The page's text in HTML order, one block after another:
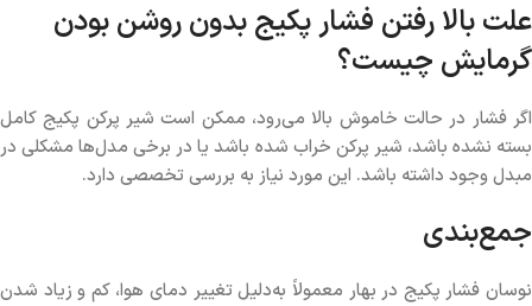
علت بالا رفتن فشار پکیج بدون روشن بودن
گرمایش چیست؟
اگر فشار در حالت خاموش بالا می‌رود، ممکن است شیر پرکن پکیج کامل
بسته نشده باشد، شیر پرکن خراب شده باشد یا در برخی مدل‌ها مشکلی در
مبدل وجود داشته باشد. این مورد نیاز به بررسی تخصصی دارد.
جمع‌بندی
نوسان فشار پکیج در بهار معمولاً به‌دلیل تغییر دمای هوا، کم و زیاد شدن